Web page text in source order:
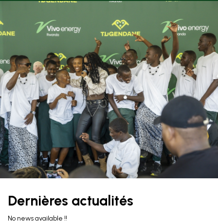
Dernières actualités
No news available !!